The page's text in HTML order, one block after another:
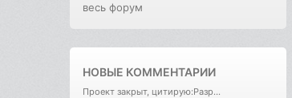
весь форум
НОВЫЕ КОММЕНТАРИИ
Проект закрыт, цитирую:Разр...